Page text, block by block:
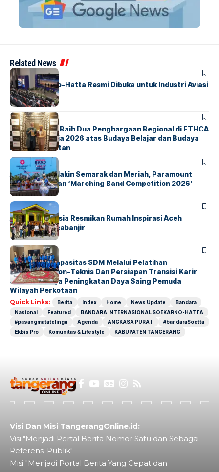
Related News
BANDARA BERITA
IALC Soekarno-Hatta Resmi Dibuka untuk Industri Aviasi
Dunia
BERITA
ParagonCorp Raih Dua Penghargaan Regional di ETHCA
Southeast Asia 2026 atas Budaya Belajar dan Budaya
Kebermanfaatan
BERITA INDEX
Akhir Pekan Makin Semarak dan Meriah, Paramount
Petals Hadirkan ‘Marching Band Competition 2026’
BERITAHOME
AirNav Indonesia Resmikan Rumah Inspirasi Aceh
Tamiang Pascabanjir
BERITAINDEX
Penguatan Kapasitas SDM Melalui Pelatihan
Kompetensi Non-Teknis Dan Persiapan Transisi Karir
Sebagai Upaya Peningkatan Daya Saing Pemuda
Wilayah Perkotaan
Quick Links: Berita Index Home News Update
Bandara
Nasional
Featured
BANDARA INTERNASIONAL SOEKARNO-HATTA
#pasangmatatelinga
Agenda ANGKASA PURA II
#bandaraSoetta
Ekbis Pro
Komunitas & Lifestyle KABUPATEN TANGERANG
Visi Dan Misi TangerangOnline.id:
Visi "Menjadi Portal Berita Nomor Satu dan Sebagai
Referensi Publik"
Misi "Menjadi Portal Berita Yang Cepat dan